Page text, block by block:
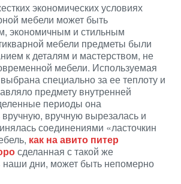
экономических условиях
мебели может быть
экономичным и стильным
мебели предметы были
к деталям и мастерством, не
мебели. Используемая
специально за ее теплоту и
предмету внутренней
периоды она
вручную, вручную вырезалась и
соединениями «ласточкин
как на авито питер
сделанная с такой же
наши дни, может быть непомерно